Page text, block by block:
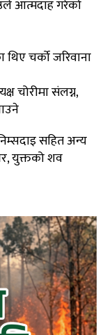
आत्मदाह गरेको
चर्को जरिवाना
चोरीमा संलग्न,
सहित अन्य
युक्तको शव